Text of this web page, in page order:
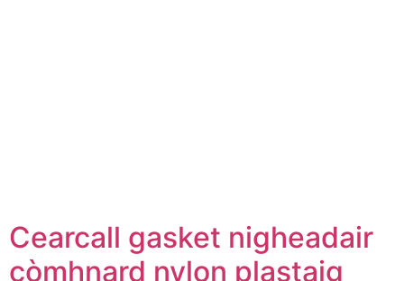
Cearcall gasket nigheadair
còmhnard nylon plastaig